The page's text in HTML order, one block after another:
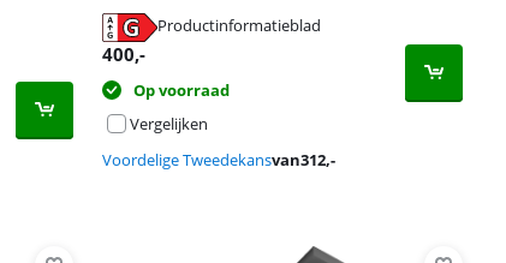
Productinformatieblad
400,-
Op voorraad
Vergelijken
Voordelige Tweedekansvan312,-